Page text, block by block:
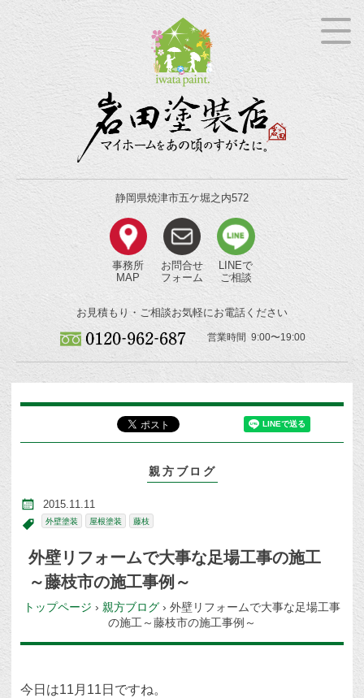
静岡県焼津市五ケ堀之内572
事務所
MAP
お問合せ
フォーム
LINEで
ご相談
お見積もり・ご相談お気軽にお電話ください
営業時間 9:00〜19:00
親方ブログ
2015.11.11
外壁塗装 屋根塗装 藤枝
外壁リフォームで大事な足場工事の施工
～藤枝市の施工事例～
トップページ › 親方ブログ › 外壁リフォームで大事な足場工事
の施工～藤枝市の施工事例～
今日は11月11日ですね。